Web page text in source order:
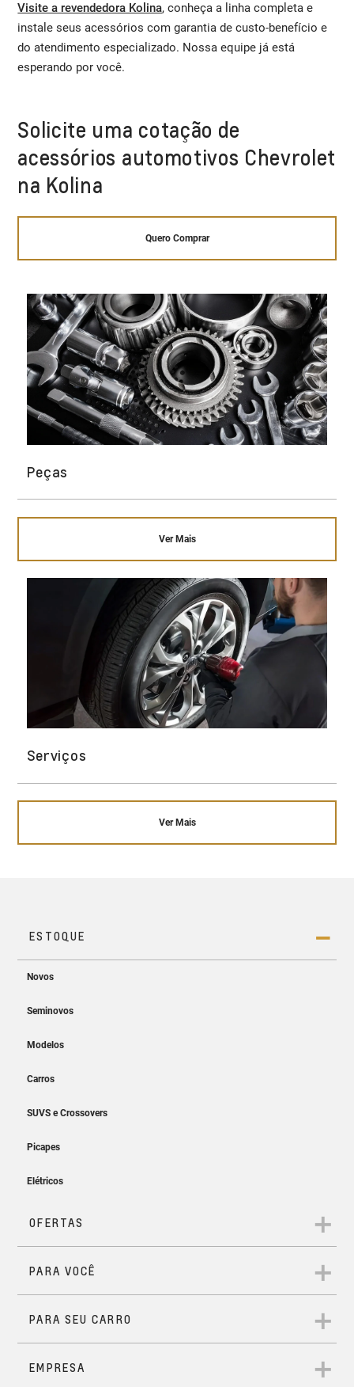
Visite a revendedora Kolina, conheça a linha completa e
instale seus acessórios com garantia de custo-benefício e
do atendimento especializado. Nossa equipe já está
esperando por você.
Solicite uma cotação de
acessórios automotivos Chevrolet
na Kolina
Quero Comprar
Peças
Ver Mais
Serviços
Ver Mais